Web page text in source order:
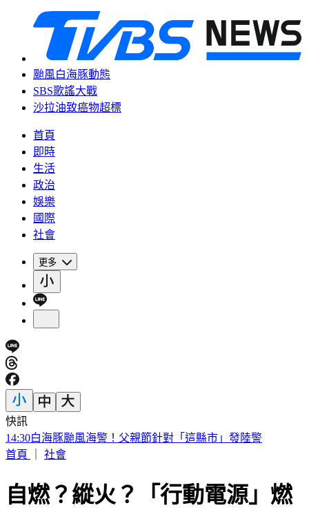
颱風白海豚動態
SBS歌謠大戰
沙拉油致癌物超標
首頁
即時
生活
政治
娛樂
國際
社會
更多
快訊
台股開盤漲逾400點後小翻黑 股后「川湖」亮燈漲停
首頁
社會
自燃？縱火？「行動電源」燃